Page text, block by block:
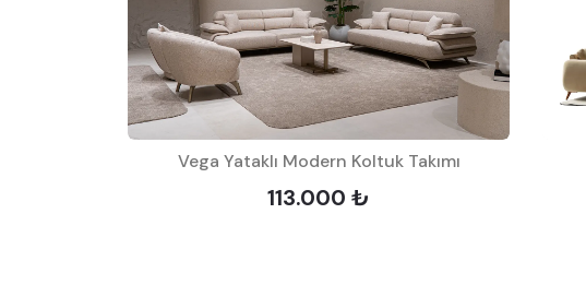
Vega Yataklı Modern Koltuk Takımı
113.000 ₺